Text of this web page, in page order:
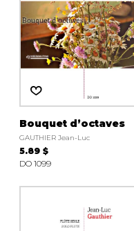
Bouquet d’octaves
GAUTHIER Jean-Luc
5.89 $
DO 1099